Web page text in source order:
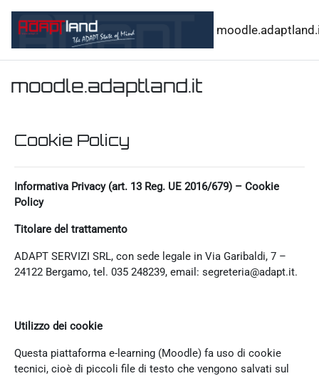
moodle.adaptland.it
Cookie Policy
Informativa Privacy (art. 13 Reg. UE 2016/679) – Cookie
Policy
Titolare del trattamento
ADAPT SERVIZI SRL, con sede legale in Via Garibaldi, 7 –
24122 Bergamo, tel. 035 248239, email: segreteria@adapt.it.
Utilizzo dei cookie
Questa piattaforma e-learning (Moodle) fa uso di cookie
tecnici, cioè di piccoli file di testo che vengono salvati sul